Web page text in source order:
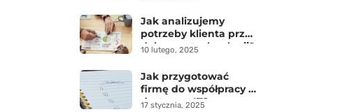
Jak analizujemy
potrzeby klienta przed
doborem technologii?
10 lutego, 2025
Jak przygotować
firmę do współpracy z
dostawcą IT?
17 stycznia, 2025